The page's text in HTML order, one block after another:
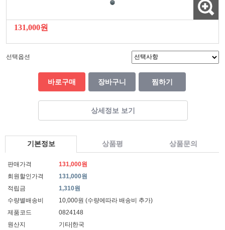
131,000원
선택옵션
바로구매 장바구니 찜하기
상세정보 보기
기본정보 상품평 상품문의
판매가격
131,000원
회원할인가격
131,000원
적립금
1,310원
수량별배송비
10,000원 (수량에따라 배송비 추가)
제품코드
0824148
원산지
기타|한국